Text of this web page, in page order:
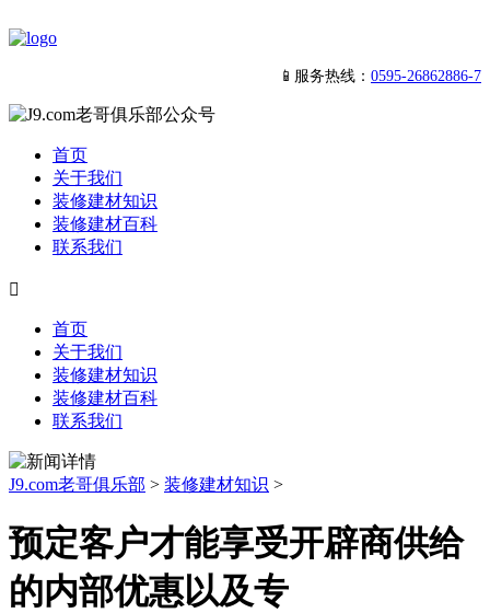
📱服务热线： 0595-26862886-7
首页
关于我们
装修建材知识
装修建材百科
联系我们

首页
关于我们
装修建材知识
装修建材百科
联系我们
J9.com老哥俱乐部 > 装修建材知识 >
预定客户才能享受开辟商供给
的内部优惠以及专